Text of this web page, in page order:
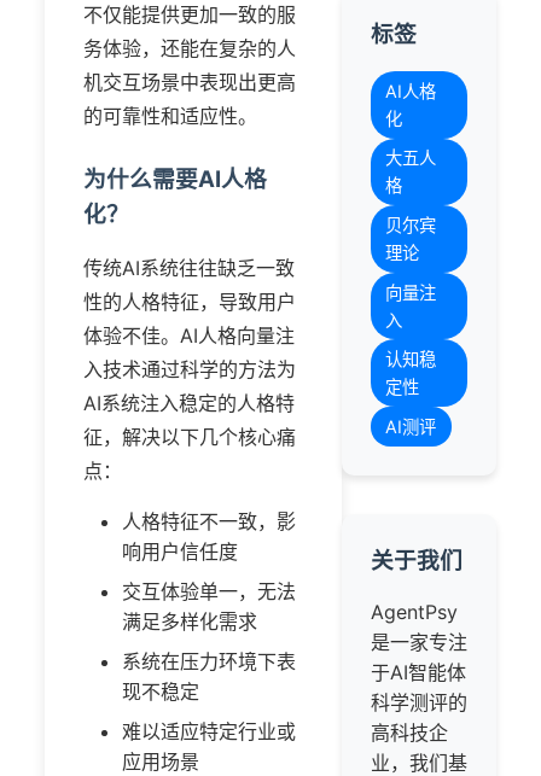
不仅能提供更加一致的服
务体验，还能在复杂的人
机交互场景中表现出更高
的可靠性和适应性。
为什么需要AI人格
化？
传统AI系统往往缺乏一致
性的人格特征，导致用户
体验不佳。AI人格向量注
入技术通过科学的方法为
AI系统注入稳定的人格特
征，解决以下几个核心痛
点：
人格特征不一致，影
响用户信任度
交互体验单一，无法
满足多样化需求
系统在压力环境下表
现不稳定
难以适应特定行业或
应用场景
标签
AI人格
化
大五人
格
贝尔宾
理论
向量注
入
认知稳
定性
AI测评
关于我们
AgentPsy
是一家专注
于AI智能体
科学测评的
高科技企
业，我们基